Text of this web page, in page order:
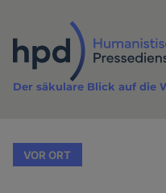
Inhalt
Der säkulare Blick auf die
VOR ORT